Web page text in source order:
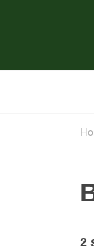
2